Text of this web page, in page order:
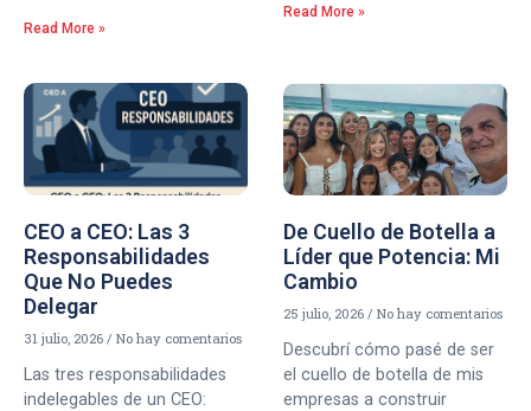
Read More »
Read More »
CEO a CEO: Las 3
Responsabilidades
Que No Puedes
Delegar
31 julio, 2026 No hay comentarios
Las tres responsabilidades
indelegables de un CEO:
De Cuello de Botella a
Líder que Potencia: Mi
Cambio
25 julio, 2026 No hay comentarios
Descubrí cómo pasé de ser
el cuello de botella de mis
empresas a construir